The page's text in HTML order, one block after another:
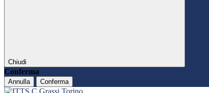
Chiudi
Conferma
Annulla Conferma